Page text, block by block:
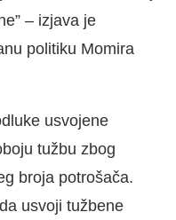
– izjava je
politiku Momira
usvojene
tužbu zbog
broja potrošača.
usvoji tužbene